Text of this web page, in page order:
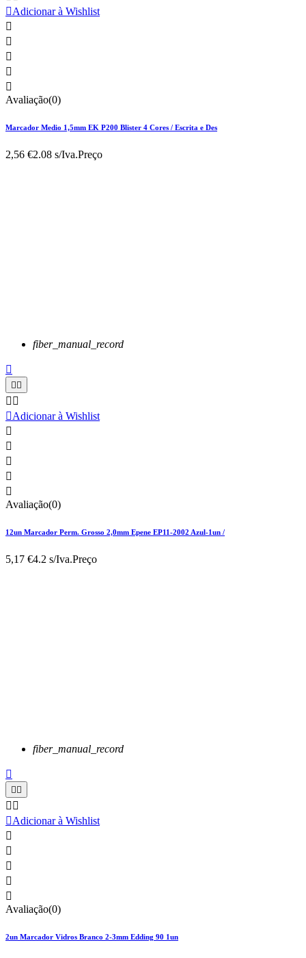
Adicionar à Wishlist





Avaliação(0)
Marcador Medio 1,5mm EK P200 Blister 4 Cores / Escrita e Des
2,56 €2.08 s/Iva.Preço
fiber_manual_record

 
 
Adicionar à Wishlist





Avaliação(0)
12un Marcador Perm. Grosso 2,0mm Epene EP11-2002 Azul-1un /
5,17 €4.2 s/Iva.Preço
fiber_manual_record

 
 
Adicionar à Wishlist





Avaliação(0)
2un Marcador Vidros Branco 2-3mm Edding 90 1un